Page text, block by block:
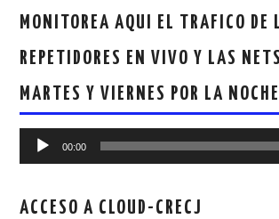
MONITOREA AQUI EL TRAFICO DE
REPETIDORES EN VIVO Y LAS
MARTES Y VIERNES POR LA
Reproductor
00:00
ACCESO A CLOUD-CRECJ